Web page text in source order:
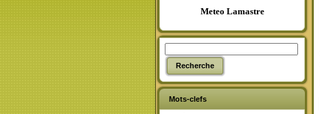
Meteo Lamastre
Mots-clefs